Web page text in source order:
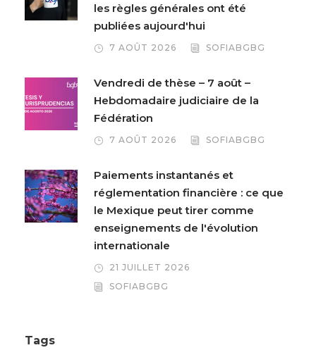
les règles générales ont été
publiées aujourd'hui
7 AOÛT 2026 SOFIABGBG
Vendredi de thèse – 7 août –
Hebdomadaire judiciaire de la
Fédération
7 AOÛT 2026 SOFIABGBG
Paiements instantanés et
réglementation financière : ce que
le Mexique peut tirer comme
enseignements de l'évolution
internationale
21 JUILLET 2026
SOFIABGBG
Tags